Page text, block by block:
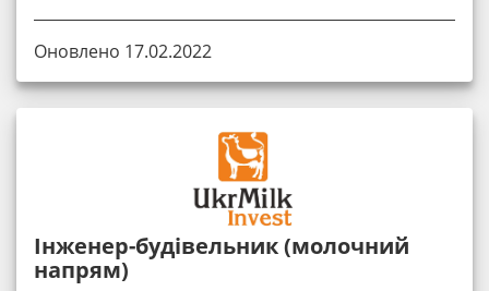
Оновлено 17.02.2022
Інженер-будівельник (молочний
напрям)